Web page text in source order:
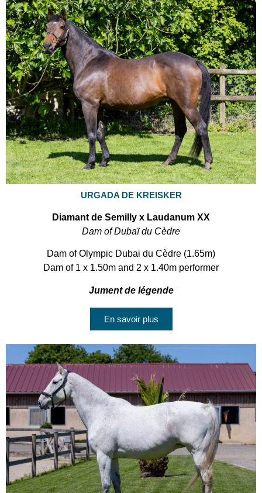
URGADA DE KREISKER
Diamant de Semilly x Laudanum XX
Dam of Dubaï du Cèdre
Dam of Olympic Dubai du Cèdre (1.65m)
Dam of 1 x 1.50m and 2 x 1.40m performer
Jument de légende
En savoir plus